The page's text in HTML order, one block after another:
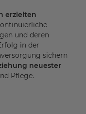
erzielten
und deren
in der
sichern
neuester
Pflege.